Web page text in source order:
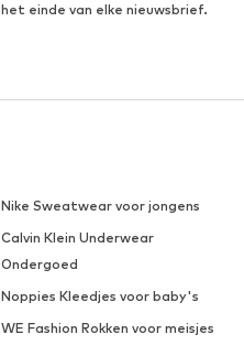
einde van elke nieuwsbrief.
Nike Sweatwear voor jongens
Calvin Klein Underwear
Ondergoed
Noppies Kleedjes voor baby's
WE Fashion Rokken voor meisjes